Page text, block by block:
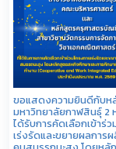
ขอแสดงความยินดีกับห
มหาวิทยาลัยกาฬสินธุ์ 2
ได้รับการคัดเลือกเข้าร่ว
เร่งรัดและขยายผลการ